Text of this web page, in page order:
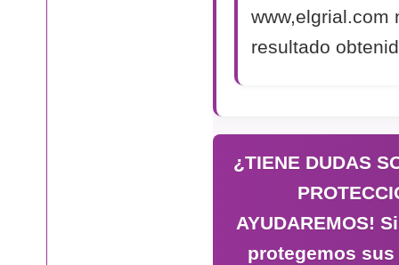
www,elgrial.com
resultado
¿TIENE DUDAS
AYUDAREMOS!
protegemos